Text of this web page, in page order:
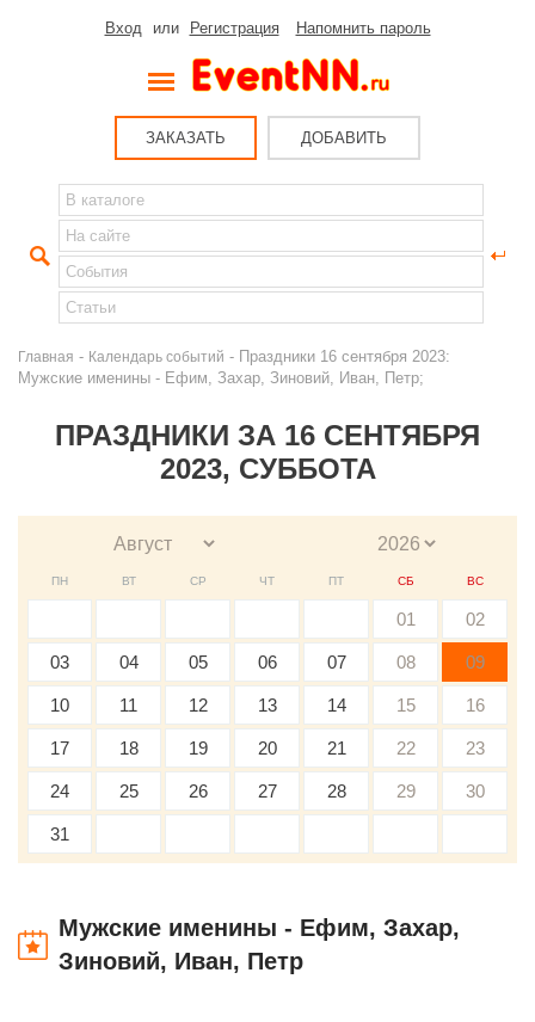
Вход или Регистрация Напомнить пароль
ЗАКАЗАТЬ ДОБАВИТЬ
Главная - Календарь событий - Праздники 16 сентября 2023:
Мужские именины - Ефим, Захар, Зиновий, Иван, Петр;
ПРАЗДНИКИ ЗА 16 СЕНТЯБРЯ
2023, СУББОТА
ПН ВТ СР ЧТ ПТ СБ ВС
01 02
03 04 05 06 07 08 09
10 11 12 13 14 15 16
17 18 19 20 21 22 23
24 25 26 27 28 29 30
31
Мужские именины - Ефим, Захар,
Зиновий, Иван, Петр